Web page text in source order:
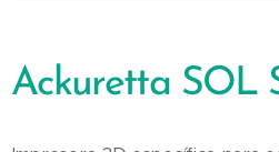
Ackuretta SOL